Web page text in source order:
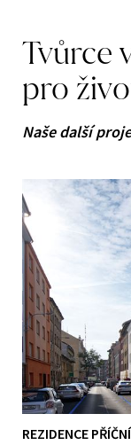
Tvůrce
pro
Naše další
REZIDENCE PŘÍČNÍ